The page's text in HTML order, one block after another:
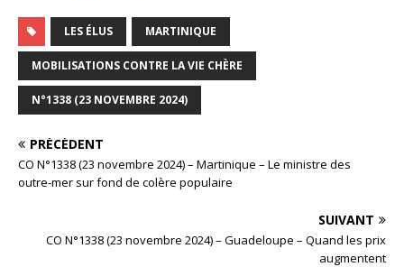
LES ÉLUS MARTINIQUE
MOBILISATIONS CONTRE LA VIE CHÈRE
N°1338 (23 NOVEMBRE 2024)
PRÉCÉDENT
CO N°1338 (23 novembre 2024) – Martinique – Le ministre des
outre-mer sur fond de colère populaire
SUIVANT
CO N°1338 (23 novembre 2024) – Guadeloupe – Quand les prix
augmentent